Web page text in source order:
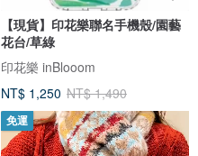
【現貨】印花樂聯名手機殼/園藝
花台/草綠
印花樂 inBlooom
NT$ 1,250 NT$ 1,490
免運